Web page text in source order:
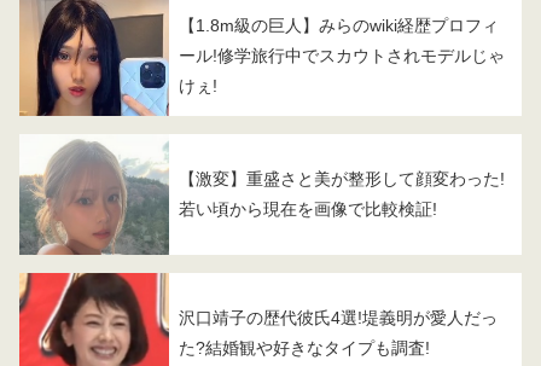
【1.8m級の巨人】みらのwiki経歴プロフィ
ール!修学旅行中でスカウトされモデルじゃ
けぇ!
【激変】重盛さと美が整形して顔変わった!
若い頃から現在を画像で比較検証!
沢口靖子の歴代彼氏4選!堤義明が愛人だっ
た?結婚観や好きなタイプも調査!